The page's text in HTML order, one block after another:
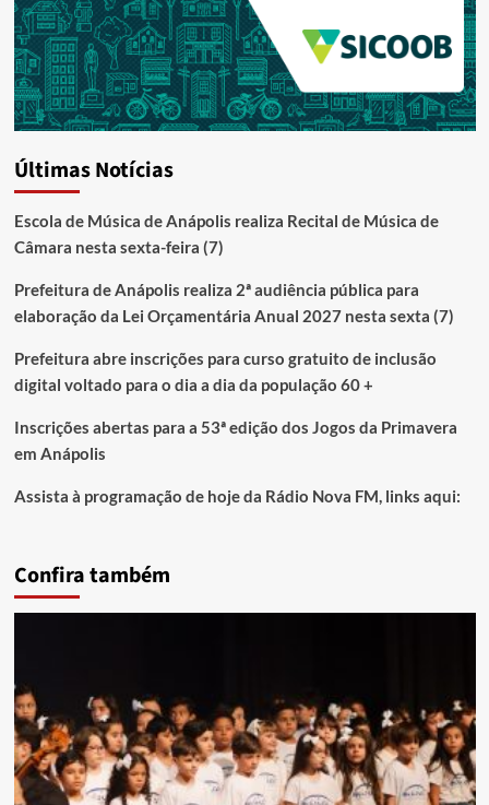
Últimas Notícias
Escola de Música de Anápolis realiza Recital de Música de
Câmara nesta sexta-feira (7)
Prefeitura de Anápolis realiza 2ª audiência pública para
elaboração da Lei Orçamentária Anual 2027 nesta sexta (7)
Prefeitura abre inscrições para curso gratuito de inclusão
digital voltado para o dia a dia da população 60 +
Inscrições abertas para a 53ª edição dos Jogos da Primavera
em Anápolis
Assista à programação de hoje da Rádio Nova FM, links aqui:
Confira também